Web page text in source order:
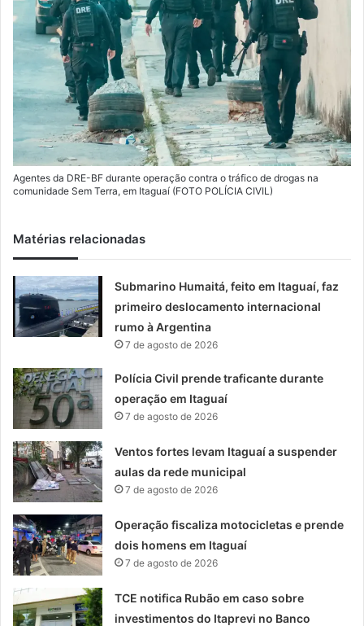
Agentes da DRE-BF durante operação contra o tráfico de drogas na
comunidade Sem Terra, em Itaguaí (FOTO POLÍCIA CIVIL)
Matérias relacionadas
Submarino Humaitá, feito em Itaguaí, faz
primeiro deslocamento internacional
rumo à Argentina
7 de agosto de 2026
Polícia Civil prende traficante durante
operação em Itaguaí
7 de agosto de 2026
Ventos fortes levam Itaguaí a suspender
aulas da rede municipal
7 de agosto de 2026
Operação fiscaliza motocicletas e prende
dois homens em Itaguaí
7 de agosto de 2026
TCE notifica Rubão em caso sobre
investimentos do Itaprevi no Banco